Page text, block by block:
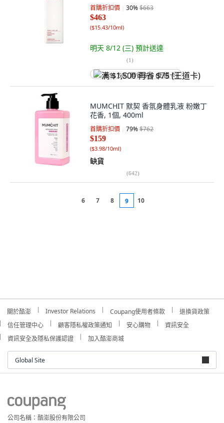
首購折扣價 30%$663
$463
($15.43/10ml)
明天 8/12 (三) 預計送達
(1)
满 $1,500 再省 $75 (王道卡)
MUMCHIT 默契 香氛身體乳液 粉嫩丁
花香, 1個, 400ml
首購折扣價 79%$762
$159
($3.98/10ml)
缺貨
(642)
6 7 8 9 10
關於酷澎 Investor Relations Coupang使用者條款
退換貨政策
信任管理中心
顧客隱私權政策通知 安心購物
資訊安全
資訊安全及隱私保護認證
加入酷澎商城
Global Site
公司名稱：酷澎股份有限公司